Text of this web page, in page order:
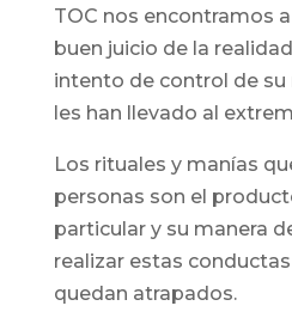
TOC nos encontramos
buen juicio de la
intento de control de su
les han llevado al
Los rituales y manías
personas son el
particular y su manera
realizar estas
quedan atrapados.